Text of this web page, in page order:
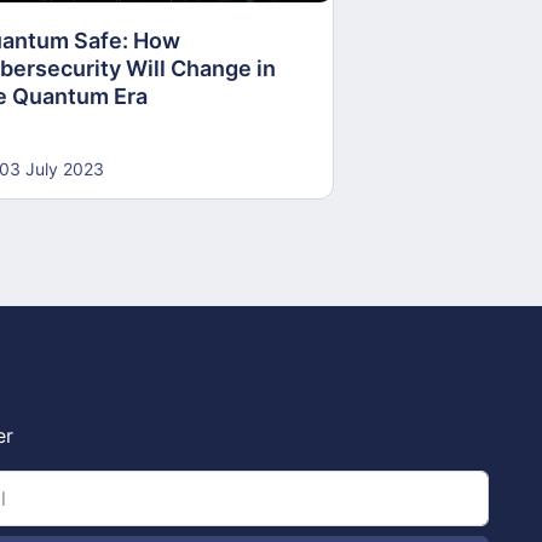
Safe: How
Will Change in
Quantum Era
03 July 2023